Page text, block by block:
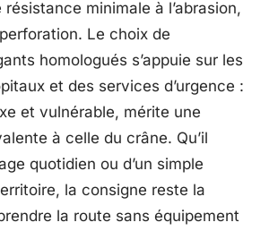
minimale à l’abrasion,
Le choix de
homologués s’appuie sur les
et des services d’urgence :
et vulnérable, mérite une
à celle du crâne. Qu’il
quotidien ou d’un simple
la consigne reste la
la route sans équipement